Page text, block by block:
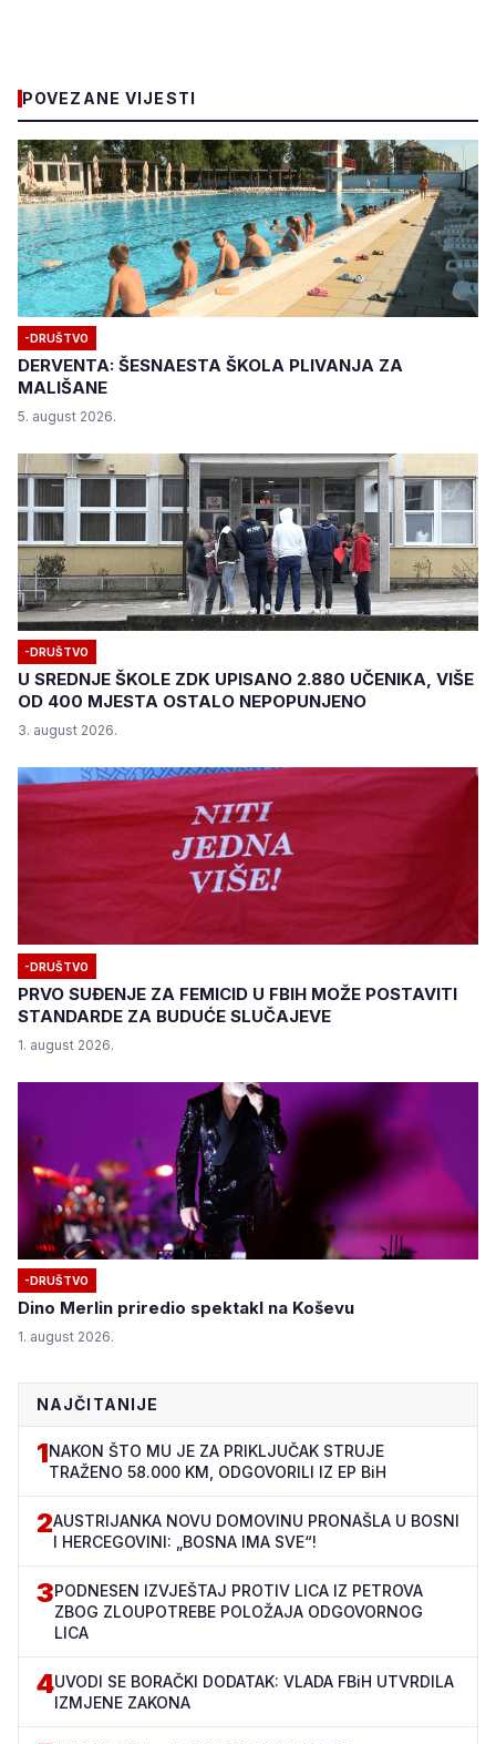
POVEZANE VIJESTI
-DRUŠTVO
DERVENTA: ŠESNAESTA ŠKOLA PLIVANJA ZA
MALIŠANE
5. august 2026.
-DRUŠTVO
U SREDNJE ŠKOLE ZDK UPISANO 2.880 UČENIKA, VIŠE
OD 400 MJESTA OSTALO NEPOPUNJENO
3. august 2026.
-DRUŠTVO
PRVO SUĐENJE ZA FEMICID U FBIH MOŽE POSTAVITI
STANDARDE ZA BUDUĆE SLUČAJEVE
1. august 2026.
-DRUŠTVO
Dino Merlin priredio spektakl na Koševu
1. august 2026.
NAJČITANIJE
1NAKON ŠTO MU JE ZA PRIKLJUČAK STRUJE
TRAŽENO 58.000 KM, ODGOVORILI IZ EP BiH
2AUSTRIJANKA NOVU DOMOVINU PRONAŠLA U BOSNI
I HERCEGOVINI: „BOSNA IMA SVE“!
3PODNESEN IZVJEŠTAJ PROTIV LICA IZ PETROVA
ZBOG ZLOUPOTREBE POLOŽAJA ODGOVORNOG
LICA
4UVODI SE BORAČKI DODATAK: VLADA FBiH UTVRDILA
IZMJENE ZAKONA